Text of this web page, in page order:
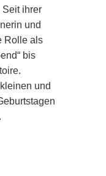
Seit ihrer
und
Rolle als
bis
und